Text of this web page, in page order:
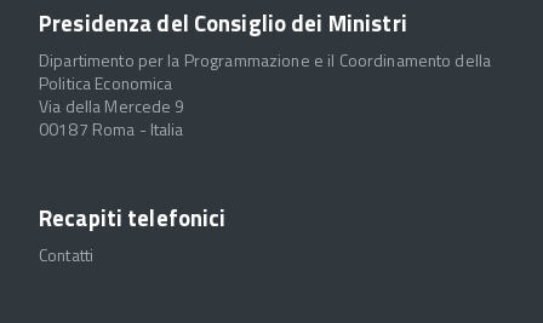
Presidenza del Consiglio dei Ministri
Dipartimento per la Programmazione e il Coordinamento della
Politica Economica
Via della Mercede 9
00187 Roma - Italia
Recapiti telefonici
Contatti